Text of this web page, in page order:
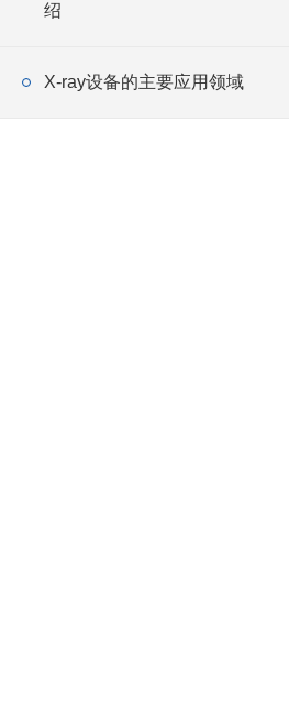
绍
X-ray设备的主要应用领域